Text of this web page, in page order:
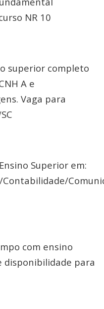
NR 10
superior completo
A e
Vaga para
Superior em:
com ensino
disponibilidade para